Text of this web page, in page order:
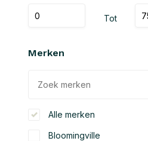
Tot
Merken
Alle merken
Bloomingville